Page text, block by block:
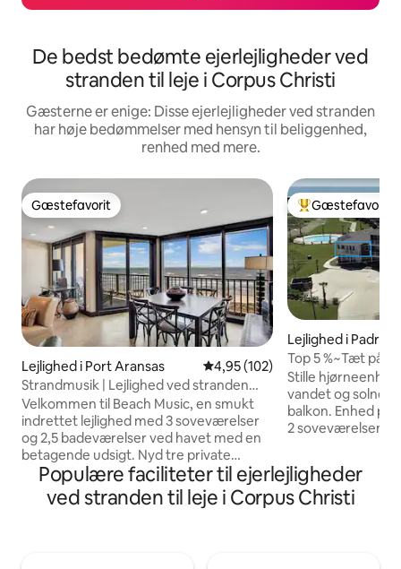
De bedst bedømte ejerlejligheder ved
stranden til leje i Corpus Christi
Gæsterne er enige: Disse ejerlejligheder ved stranden
har høje bedømmelser med hensyn til beliggenhed,
renhed med mere.
Gæstefavorit
Gæstefavorit
Lejlighed i Port Aransas 4,95 ud af 5 i gennemsnitlig
4,95 (102)
Strandmusik | Lejlighed ved stranden
med udsigt over solopgangen
Velkommen til Beach Music, en smukt
indrettet lejlighed med 3 soveværelser
og 2,5 badeværelser ved havet med en
betagende udsigt. Nyd tre private
balkoner – to med udsigt over Golfen,
hvor du kan opleve fantastiske
solopgange, og en med udsigt over
Bedste
Gæstefavorit
Lejlighed i Padre
Top 5 %~Tæt på
til havet
Stille
vandet og
balkon. Enhed på
2 soveværelser/1
barneseng.
kun 3 andre
sikkert. Tæt
Populære faciliteter til ejerlejligheder
ved stranden til leje i Corpus Christi